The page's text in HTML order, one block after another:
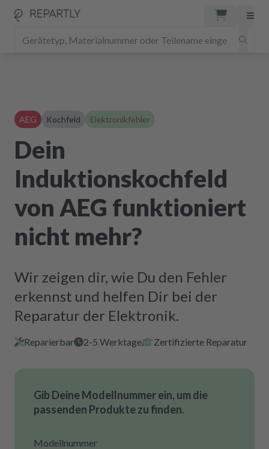
AEG Kochfeld Elektronikfehler
Dein
Induktionskochfeld
von AEG funktioniert
nicht mehr?
Wir zeigen dir, wie Du den Fehler
erkennst und helfen Dir bei der
Reparatur der Elektronik.
Reparierbar 2-5 Werktage Zertifizierte Reparatur
Gib Deine Modellnummer ein, um die
passenden Produkte zu finden.
Modellnummer